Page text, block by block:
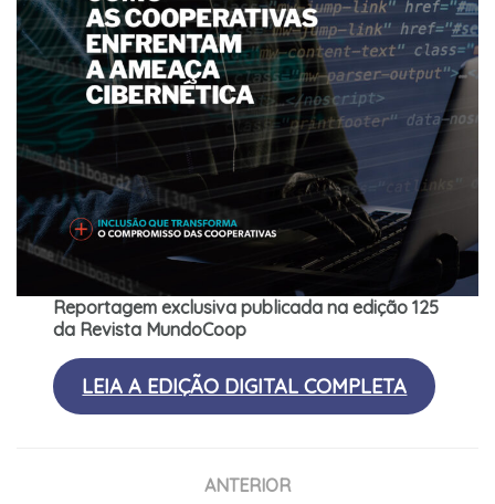
Reportagem exclusiva publicada na edição 125
da Revista MundoCoop
LEIA A EDIÇÃO DIGITAL COMPLETA
ANTERIOR